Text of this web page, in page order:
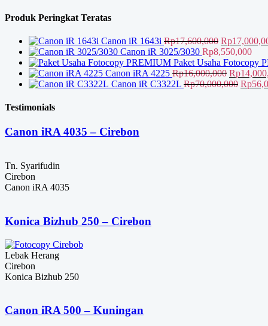
Produk Peringkat Teratas
Canon iR 1643i Rp17,600,000 Harga
aslinya
adalah:
Rp
Canon iR 3025/3030 Rp8,550,000
Paket Usaha Fotocopy
Canon iRA 4225 Rp16,000,000 Harga
aslinya
Rp
Canon iR C3322L Rp70,000,000 Harga
Rp
Testimonials
Canon iRA 4035 – Cirebon
Tn. Syarifudin
Cirebon
Canon iRA 4035
Konica Bizhub 250 – Cirebon
Lebak Herang
Cirebon
Konica Bizhub 250
Canon iRA 500 – Kuningan